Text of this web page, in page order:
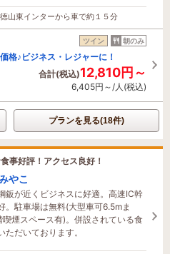
山東インターから車で約１５分
ツイン 朝のみ
格♪ビジネス・レジャーに！
合計(税込)12,810円～
6,405円～/人(税込)
プランを見る(18件)
事好評！アクセス良好！
やこ
鈑が近くビジネスに好適。高速IC幹
。駐車場は無料(大型車可6.5mま
煙スペース有)。併設されている食
だいております。